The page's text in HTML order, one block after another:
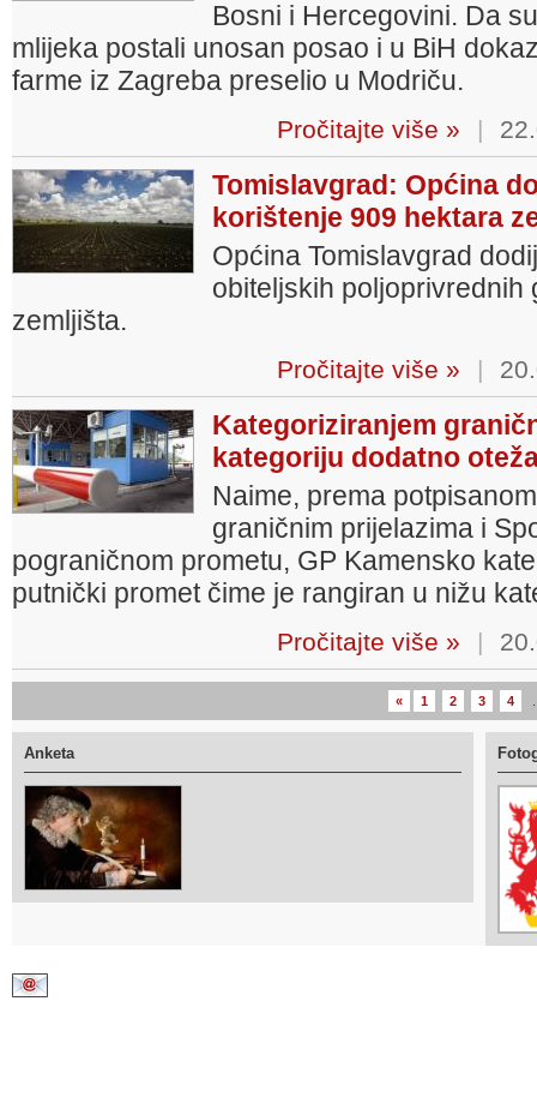
Bosni i Hercegovini. Da
mlijeka postali unosan posao i u BiH
farme iz Zagreba preselio u Modriču.
Pročitajte više » |
Tomislavgrad: Općina
korištenje 909 hektara
Općina Tomislavgrad
obiteljskih
zemljišta.
Pročitajte više » |
Kategoriziranjem
kategoriju dodatno
Naime, prema
graničnim prijelazima i
pograničnom prometu, GP Kamensko
putnički promet čime je rangiran u nižu
Pročitajte više » |
« 1 2 3 4
Anketa